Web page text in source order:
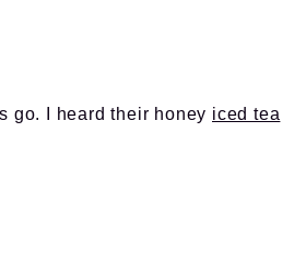
go. I heard their honey iced tea